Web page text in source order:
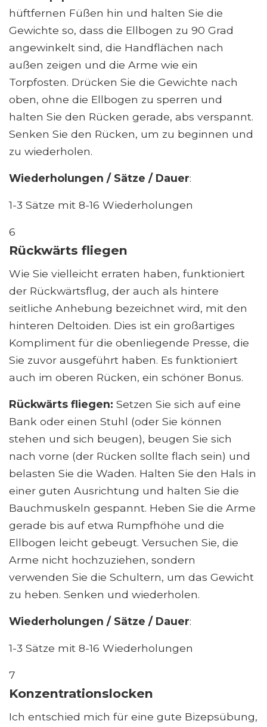
hüftfernen Füßen hin und halten Sie die
Gewichte so, dass die Ellbogen zu 90 Grad
angewinkelt sind, die Handflächen nach
außen zeigen und die Arme wie ein
Torpfosten. Drücken Sie die Gewichte nach
oben, ohne die Ellbogen zu sperren und
halten Sie den Rücken gerade, abs verspannt.
Senken Sie den Rücken, um zu beginnen und
zu wiederholen.
Wiederholungen / Sätze / Dauer:
1-3 Sätze mit 8-16 Wiederholungen
6
Rückwärts fliegen
Wie Sie vielleicht erraten haben, funktioniert
der Rückwärtsflug, der auch als hintere
seitliche Anhebung bezeichnet wird, mit den
hinteren Deltoiden. Dies ist ein großartiges
Kompliment für die obenliegende Presse, die
Sie zuvor ausgeführt haben. Es funktioniert
auch im oberen Rücken, ein schöner Bonus.
Rückwärts fliegen: Setzen Sie sich auf eine
Bank oder einen Stuhl (oder Sie können
stehen und sich beugen), beugen Sie sich
nach vorne (der Rücken sollte flach sein) und
belasten Sie die Waden. Halten Sie den Hals in
einer guten Ausrichtung und halten Sie die
Bauchmuskeln gespannt. Heben Sie die Arme
gerade bis auf etwa Rumpfhöhe und die
Ellbogen leicht gebeugt. Versuchen Sie, die
Arme nicht hochzuziehen, sondern
verwenden Sie die Schultern, um das Gewicht
zu heben. Senken und wiederholen.
Wiederholungen / Sätze / Dauer:
1-3 Sätze mit 8-16 Wiederholungen
7
Konzentrationslocken
Ich entschied mich für eine gute Bizepsübung,